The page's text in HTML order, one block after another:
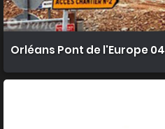
Orléans Pont de l'Europe 04